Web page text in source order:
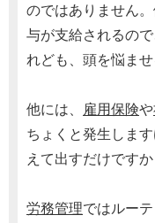
のではありません
与が支給されるの
れども、頭を悩ま
他には、 雇用保険や
ちょくと発生しま
えて出すだけですか
労務管理ではルー